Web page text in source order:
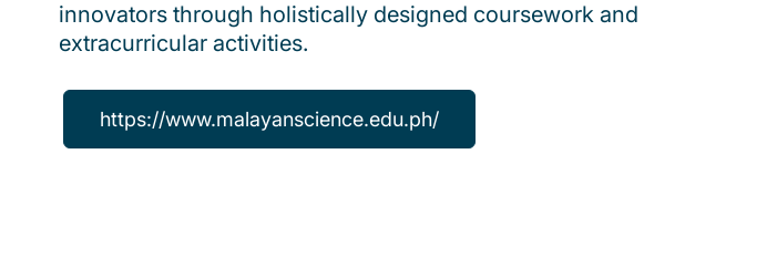
innovators through holistically designed coursework and
extracurricular activities.
https://www.malayanscience.edu.ph/